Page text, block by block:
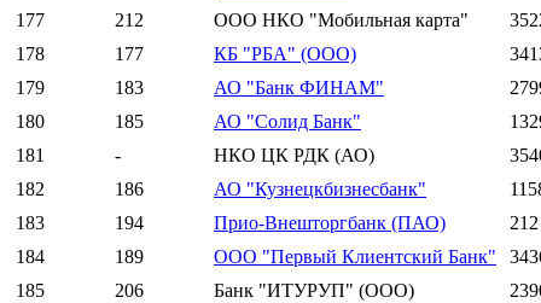
177
212 ООО НКО "Мобильная карта"
178
177 КБ "РБА" (ООО)
179
183 АО "Банк ФИНАМ"
180
185 АО "Солид Банк"
181
- НКО ЦК РДК (АО)
182
186 АО "Кузнецкбизнесбанк"
183
194 Прио-Внешторгбанк (ПАО)
212
184
189 ООО "Первый Клиентский Банк"
185
206 Банк "ИТУРУП" (ООО)